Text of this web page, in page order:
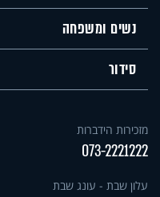
נשים ומשפחה
סידור
מזכירות הידברות
073-2221222
עלון שבת - עונג שבת